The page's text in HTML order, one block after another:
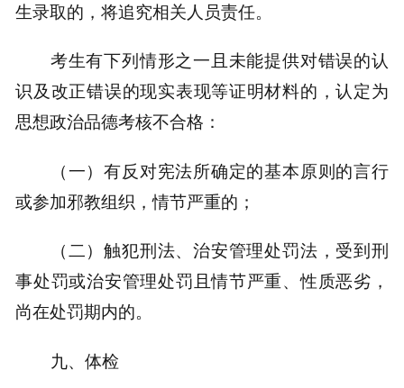
生录取的，将追究相关人员责任。
考生有下列情形之一且未能提供对错误的认
识及改正错误的现实表现等证明材料的，认定为
思想政治品德考核不合格：
（一）有反对宪法所确定的基本原则的言行
或参加邪教组织，情节严重的；
（二）触犯刑法、治安管理处罚法，受到刑
事处罚或治安管理处罚且情节严重、性质恶劣，
尚在处罚期内的。
九、体检